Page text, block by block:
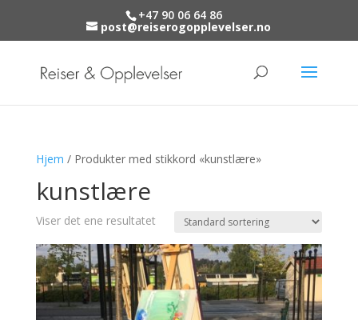
+47 90 06 64 86
post@reiserogopplevelser.no
Hjem / Produkter med stikkord «kunstlære»
kunstlære
Viser det ene resultatet